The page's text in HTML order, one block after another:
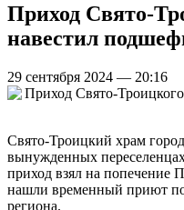
Приход Свято-
навестил
29 сентября 2024 — 20:16
Свято-Троицкий храм
вынужденных
приход взял на попечение
нашли временный приют
региона.